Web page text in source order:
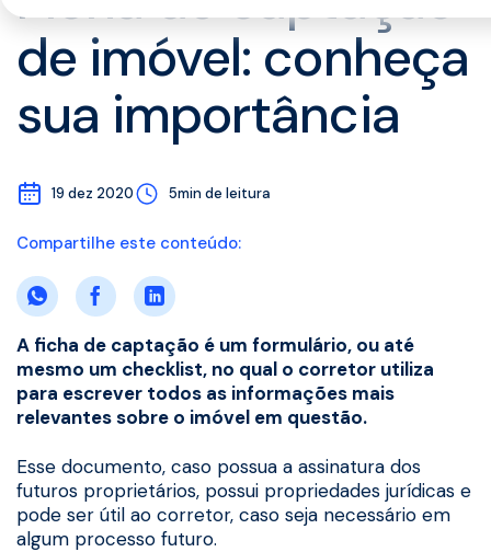
de imóvel: conheça
sua importância
19 dez 2020 5min de leitura
A ficha de captação é um formulário, ou até
mesmo um checklist, no qual o corretor utiliza
para escrever todos as informações mais
relevantes sobre o imóvel em questão.
Esse documento, caso possua a assinatura dos
futuros proprietários, possui propriedades jurídicas e
pode ser útil ao corretor, caso seja necessário em
algum processo futuro.
Compartilhe este conteúdo: